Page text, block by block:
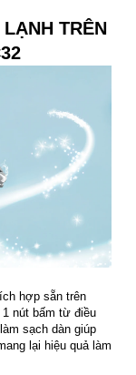
TRÊN
hợp sẵn trên
1 nút bấm từ điều
sạch dàn giúp
lại hiệu quả làm